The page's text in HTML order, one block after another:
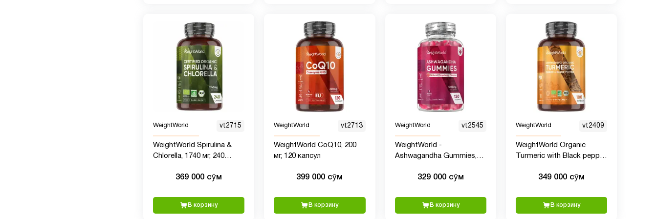
WeightWorld vt2715
WeightWorld Spirulina &
Chlorella, 1740 мг, 240
369 000 сӯм
В корзину
WeightWorld vt2713
WeightWorld CoQ10, 200
мг, 120 капсул
399 000 сӯм
В корзину
WeightWorld vt2545
WeightWorld -
Ashwagandha Gummies,
329 000 сӯм
В корзину
WeightWorld vt2409
WeightWorld Organic
Turmeric with Black pepper
имбирем и черным
капсул
349 000 сӯм
В корзину